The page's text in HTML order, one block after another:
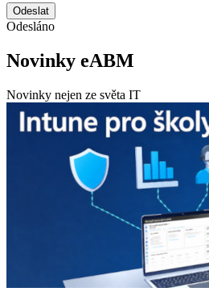
Odeslat
Odesláno
Novinky eABM
Novinky nejen ze světa IT